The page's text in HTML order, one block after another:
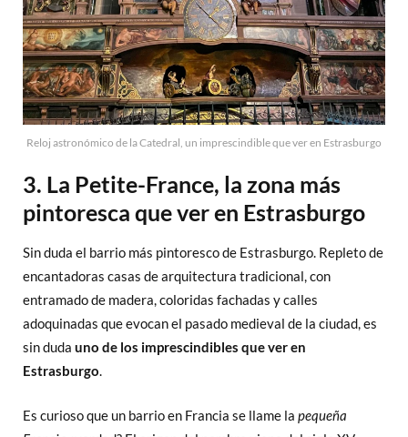
Reloj astronómico de la Catedral, un imprescindible que ver en Estrasburgo
3. La Petite-France, la zona más
pintoresca que ver en Estrasburgo
Sin duda el barrio más pintoresco de Estrasburgo. Repleto de
encantadoras casas de arquitectura tradicional, con
entramado de madera, coloridas fachadas y calles
adoquinadas que evocan el pasado medieval de la ciudad, es
sin duda uno de los imprescindibles que ver en
Estrasburgo.
Es curioso que un barrio en Francia se llame la pequeña